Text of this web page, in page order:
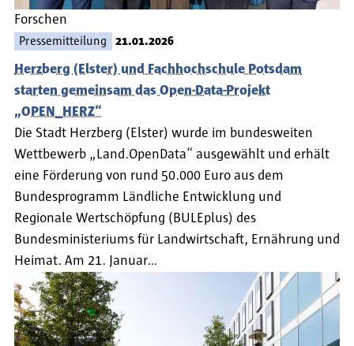
Forschen
Pressemitteilung 21.01.2026
Herzberg (Elster) und Fachhochschule Potsdam
starten gemeinsam das Open-Data-Projekt
„OPEN_HERZ“
Die Stadt Herzberg (Elster) wurde im bundesweiten
Wettbewerb „Land.OpenData“ ausgewählt und erhält
eine Förderung von rund 50.000 Euro aus dem
Bundesprogramm Ländliche Entwicklung und
Regionale Wertschöpfung (BULEplus) des
Bundesministeriums für Landwirtschaft, Ernährung und
Heimat. Am 21. Januar…